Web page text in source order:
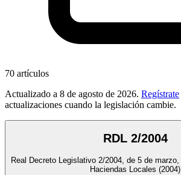
70 artículos
Actualizado a 8 de agosto de 2026. Regístrate
actualizaciones cuando la legislación cambie.
RDL 2/2004
Real Decreto Legislativo 2/2004, de 5 de
Haciendas Locales (2004)